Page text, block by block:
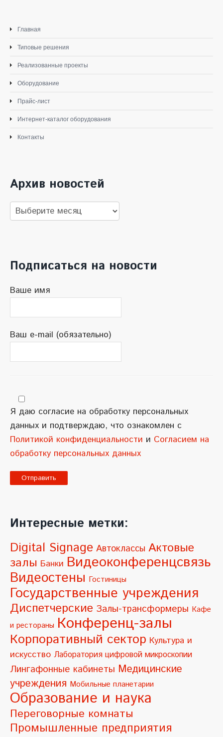
Главная
Типовые решения
Реализованные проекты
Оборудование
Прайс-лист
Интернет-каталог оборудования
Контакты
Архив новостей
Архив
новостей
Подписаться на новости
Ваше имя
Ваш e-mail (обязательно)
Я даю согласие на обработку персональных
данных и подтверждаю, что ознакомлен с
Политикой конфиденциальности и Согласием на
обработку персональных данных
l
t
e
r
n
a
t
i
v
e
:
Интересные метки:
Digital Signage Автоклассы Актовые
залы Банки Видеоконференцсвязь
Видеостены Гостиницы
Государственные учреждения
Диспетчерские Залы-трансформеры Кафе
и рестораны Конференц-залы
Корпоративный сектор Культура и
искусство Лаборатория цифровой микроскопии
Лингафонные кабинеты Медицинские
учреждения Мобильные планетарии
Образование и наука
Переговорные комнаты
Промышленные предприятия